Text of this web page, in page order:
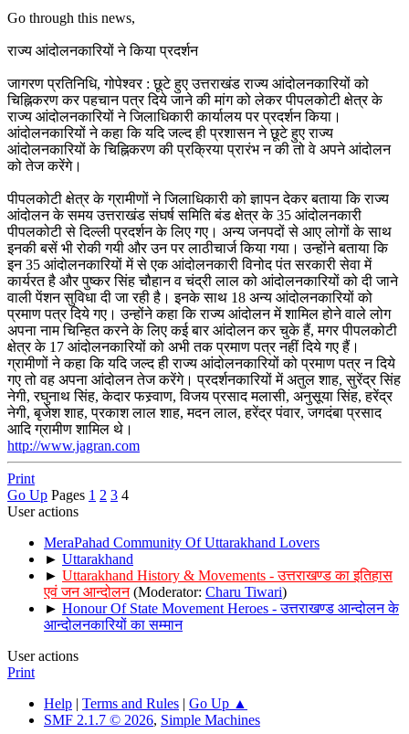
Go through this news,
राज्य आंदोलनकारियों ने किया प्रदर्शन
जागरण प्रतिनिधि, गोपेश्वर : छूटे हुए उत्तराखंड राज्य आंदोलनकारियों को
चिह्निकरण कर पहचान पत्र दिये जाने की मांग को लेकर पीपलकोटी क्षेत्र के
राज्य आंदोलनकारियों ने जिलाधिकारी कार्यालय पर प्रदर्शन किया।
आंदोलनकारियों ने कहा कि यदि जल्द ही प्रशासन ने छूटे हुए राज्य
आंदोलनकारियों के चिह्निकरण की प्रक्रिया प्रारंभ न की तो वे अपने आंदोलन
को तेज करेंगे।
पीपलकोटी क्षेत्र के ग्रामीणों ने जिलाधिकारी को ज्ञापन देकर बताया कि राज्य
आंदोलन के समय उत्तराखंड संघर्ष समिति बंड क्षेत्र के 35 आंदोलनकारी
पीपलकोटी से दिल्ली प्रदर्शन के लिए गए। अन्य जनपदों से आए लोगों के साथ
इनकी बसें भी रोकी गयी और उन पर लाठीचार्ज किया गया। उन्होंने बताया कि
इन 35 आंदोलनकारियों में से एक आंदोलनकारी विनोद पंत सरकारी सेवा में
कार्यरत है और पुष्कर सिंह चौहान व चंद्री लाल को आंदोलनकारियों को दी जाने
वाली पेंशन सुविधा दी जा रही है। इनके साथ 18 अन्य आंदोलनकारियों को
प्रमाण पत्र दिये गए। उन्होंने कहा कि राज्य आंदोलन में शामिल होने वाले लोग
अपना नाम चिन्हित करने के लिए कई बार आंदोलन कर चुके हैं, मगर पीपलकोटी
क्षेत्र के 17 आंदोलनकारियों को अभी तक प्रमाण पत्र नहीं दिये गए हैं।
ग्रामीणों ने कहा कि यदि जल्द ही राज्य आंदोलनकारियों को प्रमाण पत्र न दिये
गए तो वह अपना आंदोलन तेज करेंगे। प्रदर्शनकारियों में अतुल शाह, सुरेंद्र सिंह
नेगी, रघुनाथ सिंह, केदार फस्र्वाण, विजय प्रसाद मलासी, अनुसूया सिंह, हरेंद्र
नेगी, बृजेश शाह, प्रकाश लाल शाह, मदन लाल, हरेंद्र पंवार, जगदंबा प्रसाद
आदि ग्रामीण शामिल थे।
http://www.jagran.com
Print
Go Up Pages 1 2 3 4
User actions
MeraPahad Community Of Uttarakhand Lovers
► Uttarakhand
► Uttarakhand History & Movements - उत्तराखण्ड का इतिहास
एवं जन आन्दोलन (Moderator: Charu Tiwari)
► Honour Of State Movement Heroes - उत्तराखण्ड आन्दोलन के
आन्दोलनकारियों का सम्मान
User actions
Print
Help | Terms and Rules | Go Up ▲
SMF 2.1.7 © 2026, Simple Machines